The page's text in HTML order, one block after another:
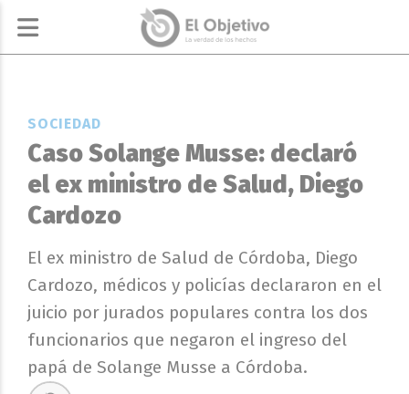
Caso Solange Musse: declaró
el ex ministro de Salud, Diego
Cardozo
El ex ministro de Salud de Córdoba, Diego
Cardozo, médicos y policías declararon en el
juicio por jurados populares contra los dos
funcionarios que negaron el ingreso del
papá de Solange Musse a Córdoba.
SOCIEDAD